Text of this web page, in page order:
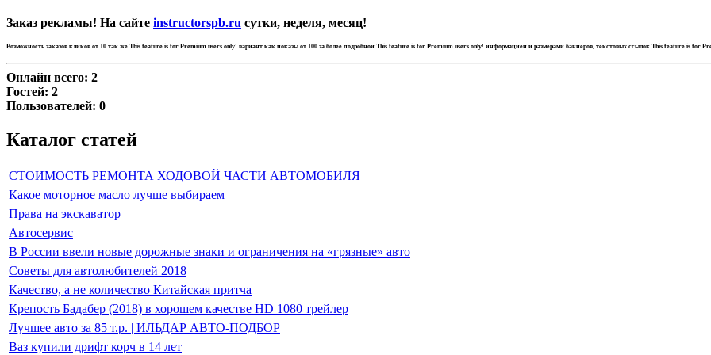
Заказ рекламы! На сайте instructorspb.ru сутки, неделя, месяц!
Возможность заказов кликов от 10 так же This feature is for Premium users only! вариант как показы от 100 за более подробной This feature is for Premium users only! информацией и размерами баннеров, текстовых ссылок This feature is for
Онлайн всего: 2
Гостей: 2
Пользователей: 0
Каталог статей
СТОИМОСТЬ РЕМОНТА ХОДОВОЙ ЧАСТИ АВТОМОБИЛЯ
Какое моторное масло лучше выбираем
Права на экскаватор
Автосервис
В России ввели новые дорожные знаки и ограничения на «грязные» авто
Советы для автолюбителей 2018
Качество, а не количество Китайская притча
Крепость Бадабер (2018) в хорошем качестве HD 1080 трейлер
Лучшее авто за 85 т.р. | ИЛЬДАР АВТО-ПОДБОР
Ваз купили дрифт корч в 14 лет